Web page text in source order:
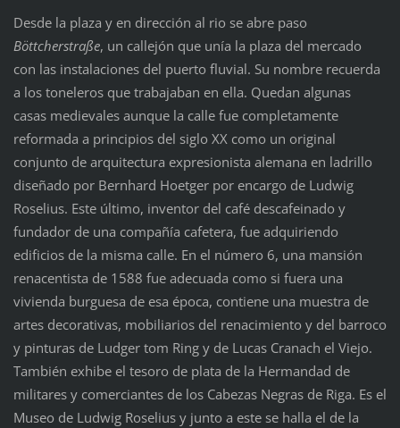
Desde la plaza y en dirección al rio se abre paso
Böttcherstraße, un callejón que unía la plaza del mercado
con las instalaciones del puerto fluvial. Su nombre recuerda
a los toneleros que trabajaban en ella. Quedan algunas
casas medievales aunque la calle fue completamente
reformada a principios del siglo XX como un original
conjunto de arquitectura expresionista alemana en ladrillo
diseñado por Bernhard Hoetger por encargo de Ludwig
Roselius. Este último, inventor del café descafeinado y
fundador de una compañía cafetera, fue adquiriendo
edificios de la misma calle. En el número 6, una mansión
renacentista de 1588 fue adecuada como si fuera una
vivienda burguesa de esa época, contiene una muestra de
artes decorativas, mobiliarios del renacimiento y del barroco
y pinturas de Ludger tom Ring y de Lucas Cranach el Viejo.
También exhibe el tesoro de plata de la Hermandad de
militares y comerciantes de los Cabezas Negras de Riga. Es el
Museo de Ludwig Roselius y junto a este se halla el de la